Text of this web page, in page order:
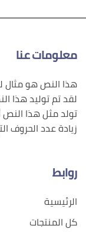
معلومات عنا
هذا النص هو
لقد تم توليد هذا
تولد مثل هذا
زيادة عدد الحروف
روابط
الرئيسية
كل المنتجات